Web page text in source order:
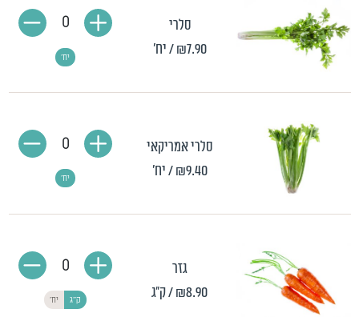
סלרי
₪7.90 / יח' יח'
0
סלרי אמריקאי
₪9.40 / יח' יח'
0
גזר
₪8.90/ ק"ג ק"ג יח'
0